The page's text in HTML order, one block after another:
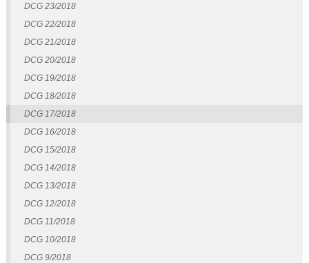
DCG 23/2018
DCG 22/2018
DCG 21/2018
DCG 20/2018
DCG 19/2018
DCG 18/2018
DCG 17/2018
DCG 16/2018
DCG 15/2018
DCG 14/2018
DCG 13/2018
DCG 12/2018
DCG 11/2018
DCG 10/2018
DCG 9/2018